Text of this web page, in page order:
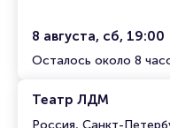
8 августа, сб, 19:00
Осталось около 8
Театр ЛДМ
Россия, Санкт-